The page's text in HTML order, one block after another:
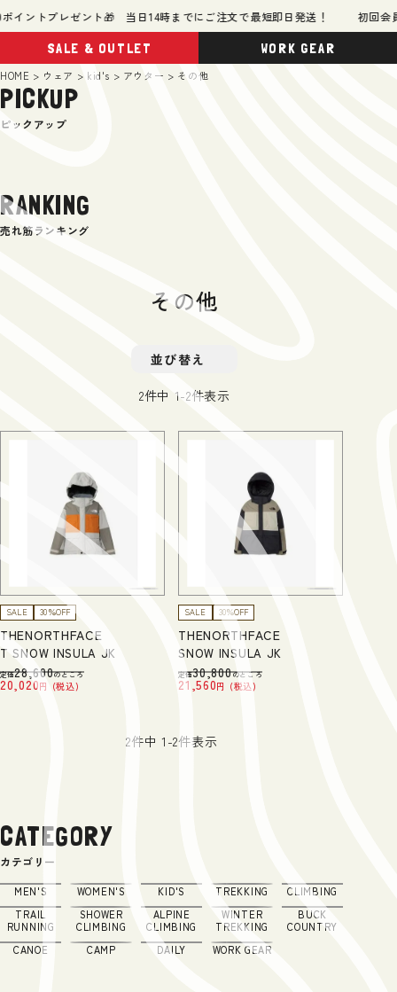
ントプレゼント🎁 当日14時までにご注文で最短即日発送！ 初回会
WORK GEAR
HOME ウェア kid's アウター その他
PICKUP
ピックアップ
RANKING
売れ筋ランキング
その他
並び替え
2件中 1-2件表示
SALE 30％OFF
THENORTHFACE
T SNOW INSULA JK
定価28,600のところ
20,020 税込
SALE 30％OFF
THENORTHFACE
SNOW INSULA JK
定価30,800のところ
21,560 税込
2件中 1 -2件表示
CATEGORY
カテゴリー
MEN'S WOMEN'S KID'S TREKKING
CLIMBING
TRAIL
RUNNING
SHOWER
CLIMBING
ALPINE
CLIMBING
WINTER
TREKKING
BUCK
COUNTRY
CANOE
CAMP DAILY WORK GEAR
SALE & OUTLET